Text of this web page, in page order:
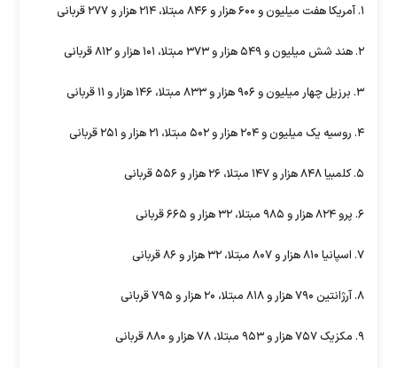
۱. آمریکا هفت میلیون و ۶۰۰ هزار و ۸۴۶ مبتلا، ۲۱۴ هزار و ۲۷۷ قربانی
۲. هند شش میلیون و ۵۴۹ هزار و ۳۷۳ مبتلا، ۱۰۱ هزار و ۸۱۲ قربانی
۳. برزیل چهار میلیون و ۹۰۶ هزار و ۸۳۳ مبتلا، ۱۴۶ هزار و ۱۱ قربانی
۴. روسیه یک میلیون و ۲۰۴ هزار و ۵۰۲ مبتلا، ۲۱ هزار و ۲۵۱ قربانی
۵. کلمبیا ۸۴۸ هزار و ۱۴۷ مبتلا، ۲۶ هزار و ۵۵۶ قربانی
۶. پرو ۸۲۴ هزار و ۹۸۵ مبتلا، ۳۲ هزار و ۶۶۵ قربانی
۷. اسپانیا ۸۱۰ هزار و ۸۰۷ مبتلا، ۳۲ هزار و ۸۶ قربانی
۸. آرژانتین ۷۹۰ هزار و ۸۱۸ مبتلا، ۲۰ هزار و ۷۹۵ قربانی
۹. مکزیک ۷۵۷ هزار و ۹۵۳ مبتلا، ۷۸ هزار و ۸۸۰ قربانی